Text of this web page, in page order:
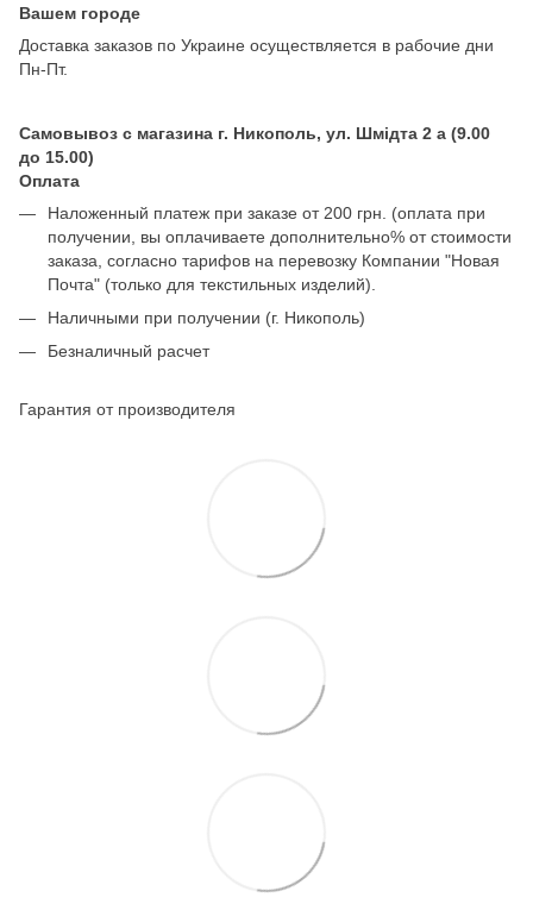
Вашем городе
Доставка заказов по Украине осуществляется в рабочие дни
Пн-Пт.
Самовывоз с магазина г. Никополь, ул. Шмідта 2 а (9.00
до 15.00)
Оплата
Наложенный платеж при заказе от 200 грн. (оплата при
получении, вы оплачиваете дополнительно% от стоимости
заказа, согласно тарифов на перевозку Компании "Новая
Почта" (только для текстильных изделий).
Наличными при получении (г. Никополь)
Безналичный расчет
Гарантия от производителя